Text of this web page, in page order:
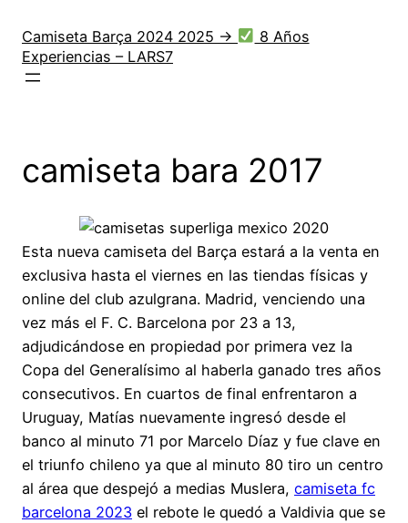
contenido
Camiseta Barça 2024 2025 →
8 Años
Experiencias – LARS7
camiseta bara 2017
Esta nueva camiseta del Barça estará a la venta en
exclusiva hasta el viernes en las tiendas físicas y
online del club azulgrana. Madrid, venciendo una
vez más el F. C. Barcelona por 23 a 13,
adjudicándose en propiedad por primera vez la
Copa del Generalísimo al haberla ganado tres años
consecutivos. En cuartos de final enfrentaron a
Uruguay, Matías nuevamente ingresó desde el
banco al minuto 71 por Marcelo Díaz y fue clave en
el triunfo chileno ya que al minuto 80 tiro un centro
al área que despejó a medias Muslera, camiseta fc
barcelona 2023 el rebote le quedó a Valdivia que se